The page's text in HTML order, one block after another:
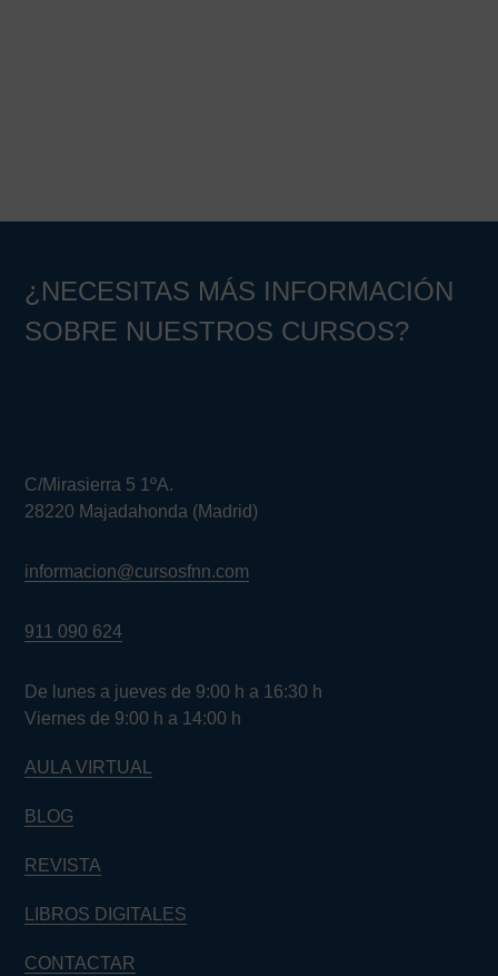
¿NECESITAS MÁS INFORMACIÓN
SOBRE NUESTROS CURSOS?
C/Mirasierra 5 1ºA.
28220 Majadahonda (Madrid)
informacion@cursosfnn.com
911 090 624
De lunes a jueves de 9:00 h a 16:30 h
Viernes de 9:00 h a 14:00 h
AULA VIRTUAL
BLOG
REVISTA
LIBROS DIGITALES
CONTACTAR